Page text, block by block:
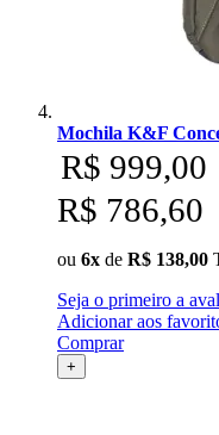
Mochila K&F
R$ 999,00
R$ 786,60
ou 6x de R$ 138,00
Seja o primeiro a
Adicionar aos
Comprar
+